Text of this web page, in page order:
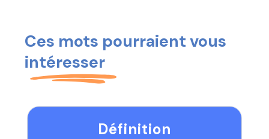
Ces mots pourraient vous
intéresser
Définition